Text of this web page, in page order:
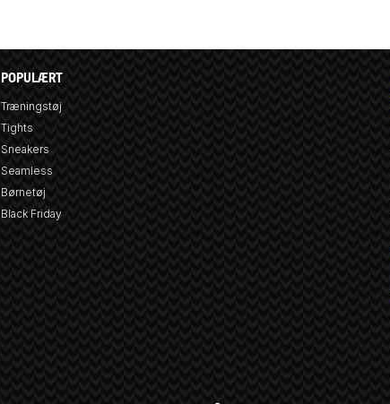
POPULÆRT
Træningstøj
Tights
Sneakers
Seamless
Børnetøj
Black Friday